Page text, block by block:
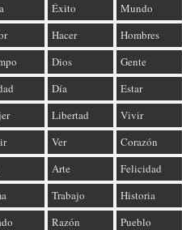
Éxito Mundo
Hacer Hombres
Dios Gente
Día Estar
Libertad Vivir
Ver Corazón
Arte Felicidad
Trabajo Historia
Razón Pueblo